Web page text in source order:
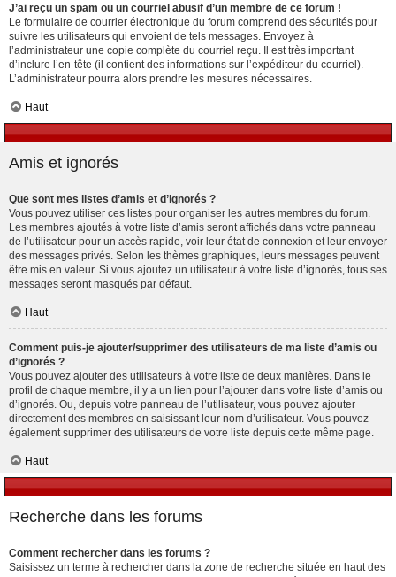
J’ai reçu un spam ou un courriel abusif d’un membre de ce forum !
Le formulaire de courrier électronique du forum comprend des sécurités pour
suivre les utilisateurs qui envoient de tels messages. Envoyez à
l’administrateur une copie complète du courriel reçu. Il est très important
d’inclure l’en-tête (il contient des informations sur l’expéditeur du courriel).
L’administrateur pourra alors prendre les mesures nécessaires.
Haut
Amis et ignorés
Que sont mes listes d’amis et d’ignorés ?
Vous pouvez utiliser ces listes pour organiser les autres membres du forum.
Les membres ajoutés à votre liste d’amis seront affichés dans votre panneau
de l’utilisateur pour un accès rapide, voir leur état de connexion et leur envoyer
des messages privés. Selon les thèmes graphiques, leurs messages peuvent
être mis en valeur. Si vous ajoutez un utilisateur à votre liste d’ignorés, tous ses
messages seront masqués par défaut.
Haut
Comment puis-je ajouter/supprimer des utilisateurs de ma liste d’amis ou
d’ignorés ?
Vous pouvez ajouter des utilisateurs à votre liste de deux manières. Dans le
profil de chaque membre, il y a un lien pour l’ajouter dans votre liste d’amis ou
d’ignorés. Ou, depuis votre panneau de l’utilisateur, vous pouvez ajouter
directement des membres en saisissant leur nom d’utilisateur. Vous pouvez
également supprimer des utilisateurs de votre liste depuis cette même page.
Haut
Recherche dans les forums
Comment rechercher dans les forums ?
Saisissez un terme à rechercher dans la zone de recherche située en haut des